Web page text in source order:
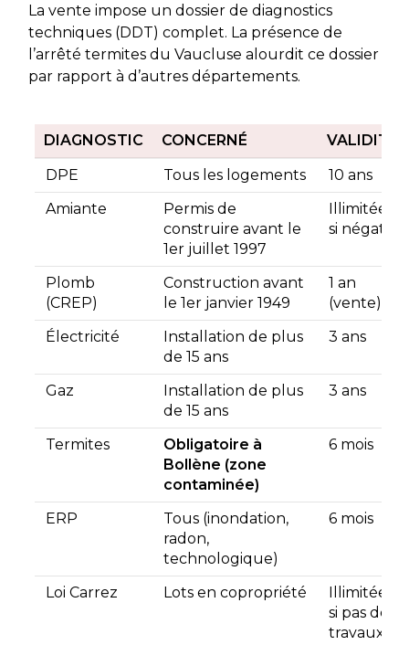
La vente impose un dossier de diagnostics
techniques (DDT) complet. La présence de
l’arrêté termites du Vaucluse alourdit ce dossier
par rapport à d’autres départements.
DIAGNOSTIC CONCERNÉ
VALIDITÉ
DPE
Tous les logements
10 ans
Amiante
Permis de
construire avant le
1er juillet 1997
Illimitée
si négatif
Plomb
(CREP)
Construction avant
le 1er janvier 1949
1 an
(vente)
Électricité
Installation de plus
de 15 ans
3 ans
Gaz
Installation de plus
de 15 ans
3 ans
Termites
Obligatoire à
Bollène (zone
contaminée)
6 mois
ERP
Tous (inondation,
radon,
technologique)
6 mois
Loi Carrez Lots en copropriété
Illimitée
si pas de
travaux